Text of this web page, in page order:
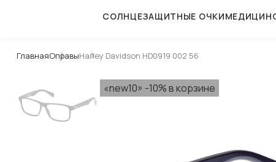
СОЛНЦЕЗАЩИТНЫЕ ОЧКИ
ГлавнаяОправыHarley Davidson HD0919 002 56
«new10» -10% в корзине